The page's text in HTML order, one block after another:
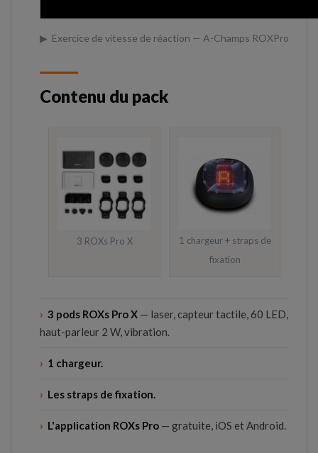
▶ Exercice de vitesse de réaction — A-Champs ROXPro
Contenu du pack
3 ROXs Pro X
1 chargeur + straps de
fixation
› 3 pods ROXs Pro X — laser, capteur tactile, 60 LED,
haut-parleur 2 W, vibration.
› 1 chargeur.
› Les straps de fixation.
› L'application ROXs Pro — gratuite, iOS et Android.